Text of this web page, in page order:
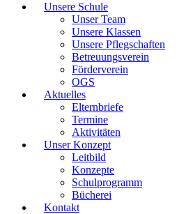
Unsere Schule
Unser Team
Unsere Klassen
Unsere Pflegschaften
Betreuungsverein
Förderverein
OGS
Aktuelles
Elternbriefe
Termine
Aktivitäten
Unser Konzept
Leitbild
Konzepte
Schulprogramm
Bücherei
Kontakt